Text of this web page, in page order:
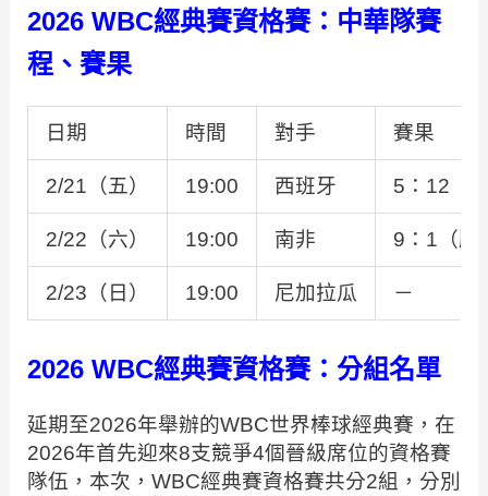
2026 WBC經典賽資格賽：中華隊賽
程、賽果
日期 時間 對手 賽果
2/21（五） 19:00 西班牙 5：12（
2/22（六） 19:00 南非 9：1（勝
2/23（日） 19:00 尼加拉瓜 －
2026 WBC經典賽資格賽：分組名單
延期至2026年舉辦的WBC世界棒球經典賽，在
2026年首先迎來8支競爭4個晉級席位的資格賽
隊伍，本次，WBC經典賽資格賽共分2組，分別